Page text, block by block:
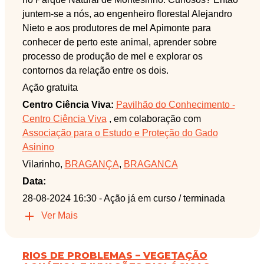
juntem-se a nós, ao engenheiro florestal Alejandro
Nieto e aos produtores de mel Apimonte para
conhecer de perto este animal, aprender sobre
processo de produção de mel e explorar os
contornos da relação entre os dois.
Ação gratuita
Centro Ciência Viva: Pavilhão do Conhecimento -
Centro Ciência Viva, em colaboração com
Associação para o Estudo e Proteção do Gado
Asinino
Vilarinho, BRAGANÇA, BRAGANCA
Data:
28-08-2024 16:30 - Ação já em curso / terminada
Ver Mais
RIOS DE PROBLEMAS – VEGETAÇÃO